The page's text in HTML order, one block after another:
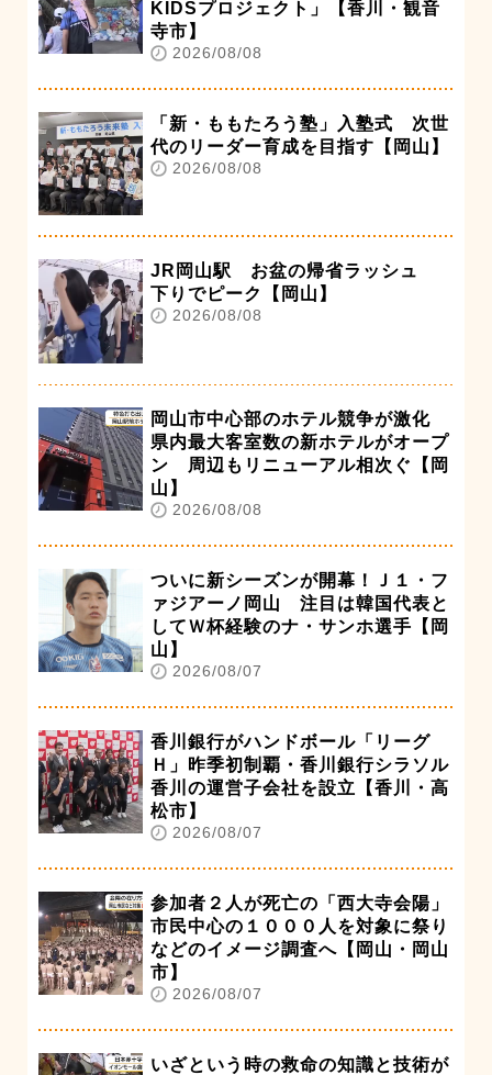
KIDSプロジェクト」【香川・観音
寺市】
2026/08/08
「新・ももたろう塾」入塾式 次世
代のリーダー育成を目指す【岡山】
2026/08/08
JR岡山駅 お盆の帰省ラッシュ
下りでピーク【岡山】
2026/08/08
岡山市中心部のホテル競争が激化
県内最大客室数の新ホテルがオープ
ン 周辺もリニューアル相次ぐ【岡
山】
2026/08/08
ついに新シーズンが開幕！Ｊ１・フ
ァジアーノ岡山 注目は韓国代表と
してＷ杯経験のナ・サンホ選手【岡
山】
2026/08/07
香川銀行がハンドボール「リーグ
Ｈ」昨季初制覇・香川銀行シラソル
香川の運営子会社を設立【香川・高
松市】
2026/08/07
参加者２人が死亡の「西大寺会陽」
市民中心の１０００人を対象に祭り
などのイメージ調査へ【岡山・岡山
市】
2026/08/07
いざという時の救命の知識と技術が